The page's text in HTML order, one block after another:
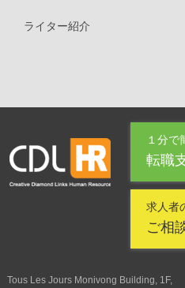
ライター紹介
１分で
転職
求人者
ご相
Tous Les Jours Monivong Building, 1F,